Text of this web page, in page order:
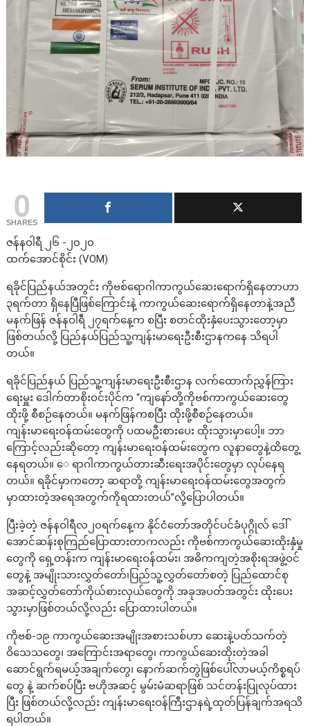
0
SHARES
ဇန်နဝါရီ ၂၆ -၂၀၂၀
ထက်အောင်စိုင်း (VOM)
ရခိုင်ပြည်နယ်အတွင်း ကိုဗစ်ရောဂါကာကွယ်ဆေးရောက်ရှိနေတာဟာ
၃ရက်တာ ရှိနေပြီဖြစ်ကြောင်းနဲ့ ကာကွယ်ဆေး‌ရောက်ရှိနေတာနဲ့အညီ
မနက်ဖြန် ဇန်နဝါရီ ၂၇ရက်နေ့က စပြီး စတင်ထိုးနှံပေးသွားတော့မှာ
ဖြစ်တယ်လို့ ပြည်နယ်ပြည်သူ့ကျန်းမာရေးဦးစီးဌာနကနေ သိရပါ
တယ်။
ရခိုင်ပြည်နယ် ပြည်သူ့ကျန်းမာရေးဦးစီးဌာန လက်ထောက်ညွှန်ကြား
ရေးမှူး ဒေါက်တာစိုးဝင်းပိုင်က “ကျနော်တို့ကိုဗစ်ကာကွယ်ဆေးတွေ
ထိုးဖို့ စီစဉ်နေတယ်။ မနက်ဖြန်ကစပြီး ထိုးဖို့စီစဉ်နေတယ်။
ကျန်းမာရေးဝန်ထမ်းတွေကို ပထမဦးစားပေး ထိုးသွားမှာပေါ့။ ဘာ
ကြောင့်လည်းဆိုတော့ ကျန်းမာရေးဝန်ထမ်းတွေက လူနာတွေနဲ့ထိတွေ့
နေရတယ်။ ေ ရာဂါကာကွယ်တားဆီးရေးအပိုင်းတွေမှာ လုပ်နေရ
တယ်။ ရခိုင်မှာကတော့ ဆရာတို့ ကျန်းမာရေးဝန်ထမ်းတွေအတွက်
မှာထားတဲ့အရေအတွက်ကိုရထားတယ်”လို့ပြောပါတယ်။
ပြီးခဲ့တဲ့ ဇန်နဝါရီလ၂၀ရက်နေ့က နိုင်ငံတော်အတိုင်ပင်ခံပုဂ္ဂိုလ် ဒေါ်
အောင်ဆန်းစုကြည်ပြောထားတာကလည်း ကိုဗစ်ကာကွယ်ဆေးထိုးနှံမှု
တွေကို ရှေ့တန်းက ကျန်းမာရေးဝန်ထမ်း၊ အဓိကကျတဲ့အစိုးရအဖွဲ့ဝင်
တွေနဲ့ အမျိုးသားလွှတ်တော်၊ပြည်သူ့လွှတ်တော်စတဲ့ ပြည်ထောင်စု
အဆင့်လွှတ်တော်ကိုယ်စားလှယ်တွေကို အခုအပတ်အတွင်း ထိုးပေး
သွားမှာဖြစ်တယ်လို့လည်း ပြောထားပါတယ်။
ကိုဗစ်-၁၉ ကာကွယ်ဆေးအမျိုးအစားသစ်ဟာ ဆေးနဲ့ပတ်သက်တဲ့
ဝိသေသတွေ၊ အကြောင်းအရာတွေ၊ ကာကွယ်ဆေးထိုးတဲ့အခါ
ဆောင်ရွက်ရမယ့်အချက်တွေ၊ နောက်ဆက်တွဲဖြစ်ပေါ်လာမယ့်ကိစ္စရပ်
တွေ နဲ့ ဆက်စပ်ပြီး ဗဟိုအဆင့် မွမ်းမံဆရာဖြစ် သင်တန်းပြုလုပ်ထား
ပြီး ဖြစ်တယ်လို့လည်း ကျန်းမာရေးဝန်ကြီးဌာနရဲ့ထုတ်ပြန်ချက်အရသိ
ရပါတယ်။